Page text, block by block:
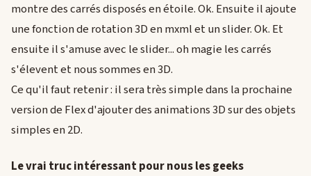
montre des carrés disposés en étoile. Ok. Ensuite il ajoute
une fonction de rotation 3D en mxml et un slider. Ok. Et
ensuite il s'amuse avec le slider... oh magie les carrés
s'élevent et nous sommes en 3D.
Ce qu'il faut retenir : il sera très simple dans la prochaine
version de Flex d'ajouter des animations 3D sur des objets
simples en 2D.
Le vrai truc intéressant pour nous les geeks